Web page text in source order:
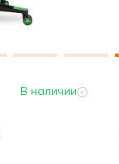
В наличии